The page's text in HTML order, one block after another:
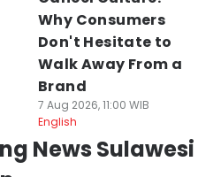
Why Consumers
Don't Hesitate to
Walk Away From a
Brand
7 Aug 2026, 11:00 WIB
English
News Sulawesi